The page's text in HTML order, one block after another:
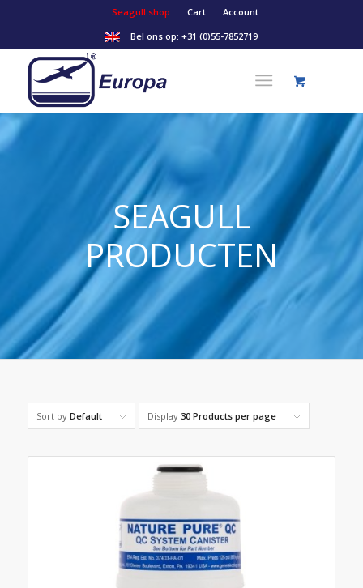
Seagull shop Cart
Account
Bel ons op: +31 (0)55-7852719
SEAGULL
PRODUCTEN
Sort by Default Display 30 Products per page